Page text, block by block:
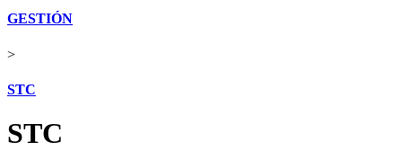
GESTIÓN
>
STC
STC